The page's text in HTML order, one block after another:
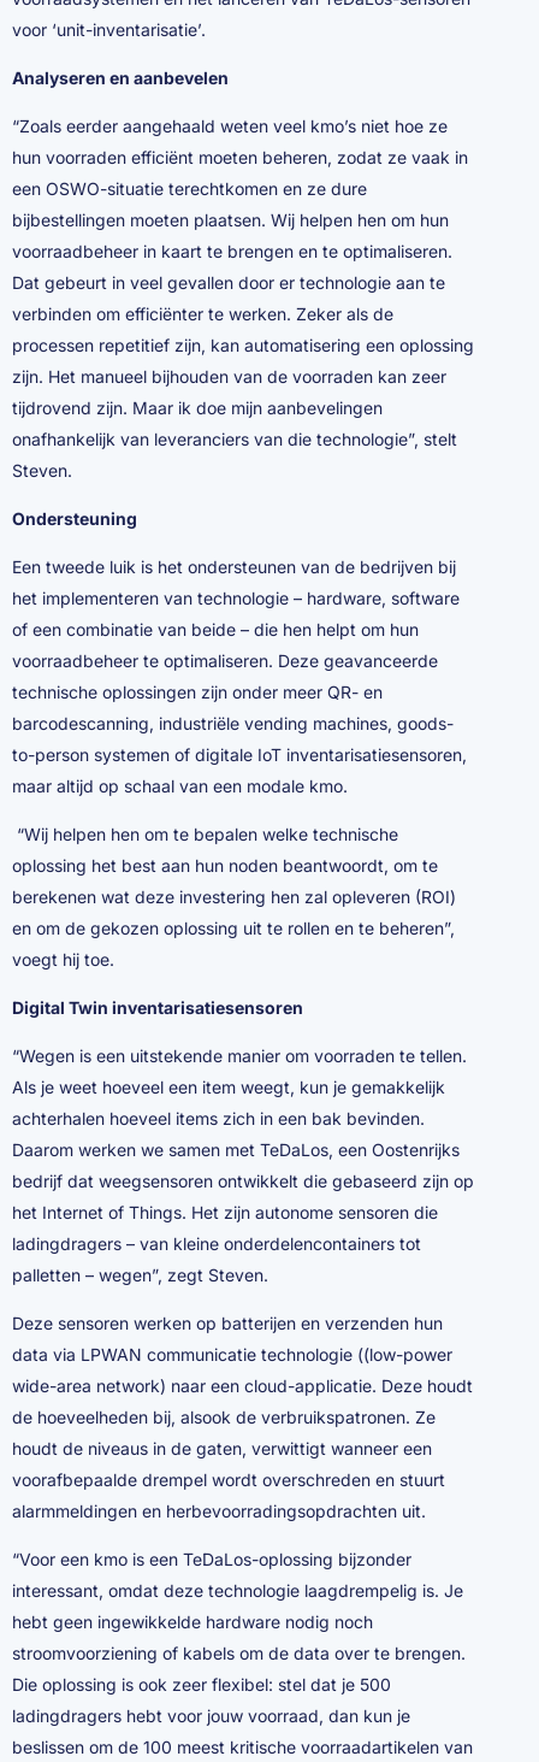
voor ‘unit-inventarisatie’.
Analyseren en aanbevelen
“Zoals eerder aangehaald weten veel kmo’s niet hoe ze
hun voorraden efficiënt moeten beheren, zodat ze vaak in
een OSWO-situatie terechtkomen en ze dure
bijbestellingen moeten plaatsen. Wij helpen hen om hun
voorraadbeheer in kaart te brengen en te optimaliseren.
Dat gebeurt in veel gevallen door er technologie aan te
verbinden om efficiënter te werken. Zeker als de
processen repetitief zijn, kan automatisering een oplossing
zijn. Het manueel bijhouden van de voorraden kan zeer
tijdrovend zijn. Maar ik doe mijn aanbevelingen
onafhankelijk van leveranciers van die technologie”, stelt
Steven.
Ondersteuning
Een tweede luik is het ondersteunen van de bedrijven bij
het implementeren van technologie – hardware, software
of een combinatie van beide – die hen helpt om hun
voorraadbeheer te optimaliseren. Deze geavanceerde
technische oplossingen zijn onder meer QR- en
barcodescanning, industriële vending machines, goods-
to-person systemen of digitale IoT inventarisatiesensoren,
maar altijd op schaal van een modale kmo.
“Wij helpen hen om te bepalen welke technische
oplossing het best aan hun noden beantwoordt, om te
berekenen wat deze investering hen zal opleveren (ROI)
en om de gekozen oplossing uit te rollen en te beheren”,
voegt hij toe.
Digital Twin inventarisatiesensoren
“Wegen is een uitstekende manier om voorraden te tellen.
Als je weet hoeveel een item weegt, kun je gemakkelijk
achterhalen hoeveel items zich in een bak bevinden.
Daarom werken we samen met TeDaLos, een Oostenrijks
bedrijf dat weegsensoren ontwikkelt die gebaseerd zijn op
het Internet of Things. Het zijn autonome sensoren die
ladingdragers – van kleine onderdelencontainers tot
palletten – wegen”, zegt Steven.
Deze sensoren werken op batterijen en verzenden hun
data via LPWAN communicatie technologie ((low-power
wide-area network) naar een cloud-applicatie. Deze houdt
de hoeveelheden bij, alsook de verbruikspatronen. Ze
houdt de niveaus in de gaten, verwittigt wanneer een
voorafbepaalde drempel wordt overschreden en stuurt
alarmmeldingen en herbevoorradingsopdrachten uit.
“Voor een kmo is een TeDaLos-oplossing bijzonder
interessant, omdat deze technologie laagdrempelig is. Je
hebt geen ingewikkelde hardware nodig noch
stroomvoorziening of kabels om de data over te brengen.
Die oplossing is ook zeer flexibel: stel dat je 500
ladingdragers hebt voor jouw voorraad, dan kun je
beslissen om de 100 meest kritische voorraadartikelen van